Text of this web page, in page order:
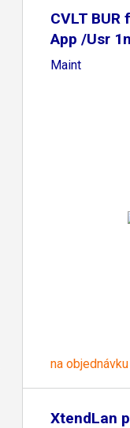
CVLT
App /Usr
Maint
na objednávku
XtendLan